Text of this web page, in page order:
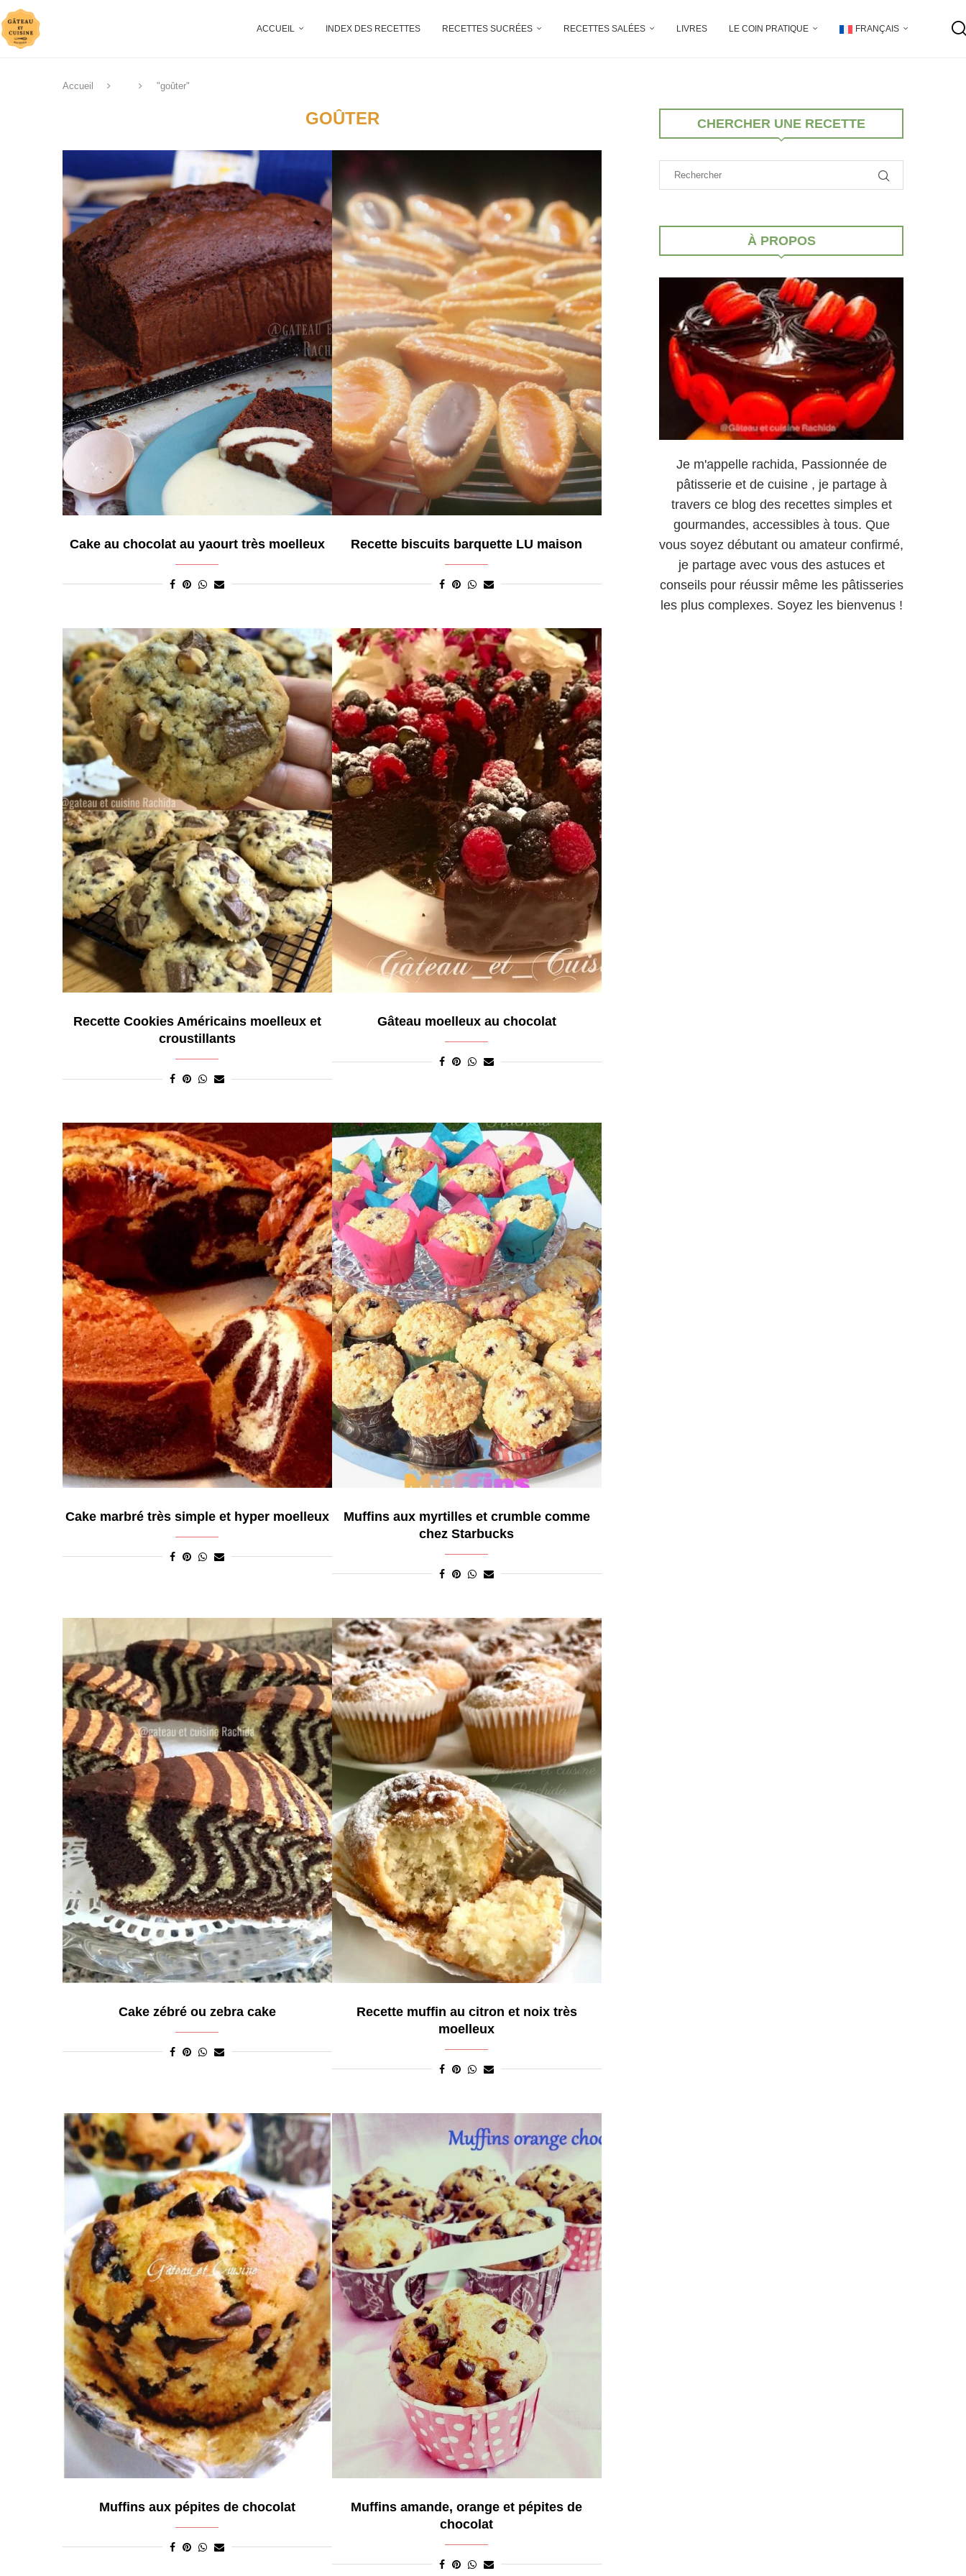
ACCUEIL INDEX DES RECETTES RECETTES SUCRÉES RECETTES SALÉES LIVRES LE COIN PRATIQUE FRANÇAIS
Accueil "goûter"
GOÛTER
Cake au chocolat au yaourt très moelleux Recette biscuits barquette LU maison
Recette Cookies Américains moelleux et
croustillants
Gâteau moelleux au chocolat
Cake marbré très simple et hyper moelleux
Muffins aux myrtilles et crumble comme
chez Starbucks
Cake zébré ou zebra cake
Recette muffin au citron et noix très
moelleux
Muffins aux pépites de chocolat
Muffins amande, orange et pépites de
chocolat
CHERCHER UNE RECETTE
À PROPOS
Je m'appelle rachida, Passionnée de
pâtisserie et de cuisine , je partage à
travers ce blog des recettes simples et
gourmandes, accessibles à tous. Que
vous soyez débutant ou amateur confirmé,
je partage avec vous des astuces et
conseils pour réussir même les pâtisseries
les plus complexes. Soyez les bienvenus !